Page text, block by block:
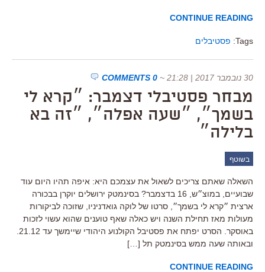
CONTINUE READING
Tags: פסטיבלים
30 נובמבר 2017 | 21:28 ~
0 COMMENTS
מבחר פסטיבלי דצמבר: ״קרא לי
בשמך״, ״שעה אפלה״, ״זה בא
בלילה״
בשוטף
השאלה שאתם צריכים לשאול את עצמכם היא: איפה תהיו היום עוד
שבועיים, במוצ״ש, 16 בדצמבר? בסינמטק ירושלים יוקרן בבכורה
ארצית ״קרא לי בשמך״, סרטו של לוקה גואדניניו, שזוכה לביקורות
מעולות מאז תחילת השנה ויש כאלה שאף טוענים שהוא עשוי לזכות
ובאותה שעה ממש בסינמטק תל […]
CONTINUE READING